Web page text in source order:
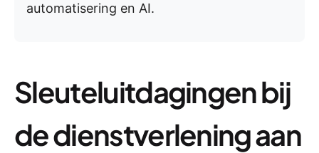
automatisering en AI.
Sleuteluitdagingen bij
de dienstverlening aan